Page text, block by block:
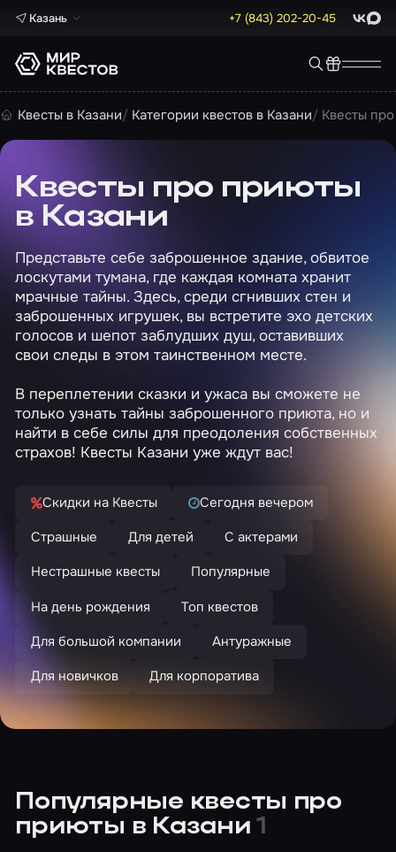
Казань +7 (843) 202-20-45 Max
Квесты в Казани Категории квестов в Казани Квесты
Квесты про приюты
в Казани
Представьте себе заброшенное здание, обвитое
лоскутами тумана, где каждая комната хранит
мрачные тайны. Здесь, среди сгнивших стен и
заброшенных игрушек, вы встретите эхо детских
голосов и шепот заблудших душ, оставивших
свои следы в этом таинственном месте.
В переплетении сказки и ужаса вы сможете не
только узнать тайны заброшенного приюта, но и
найти в себе силы для преодоления собственных
страхов! Квесты Казани уже ждут вас!
Скидки на Квесты
Сегодня вечером
Страшные
Для детей
С актерами
Нестрашные квесты
Популярные
На день рождения
Топ квестов
Для большой компании
Антуражные
Для новичков
Для корпоратива
Популярные квесты про
приюты в Казани1